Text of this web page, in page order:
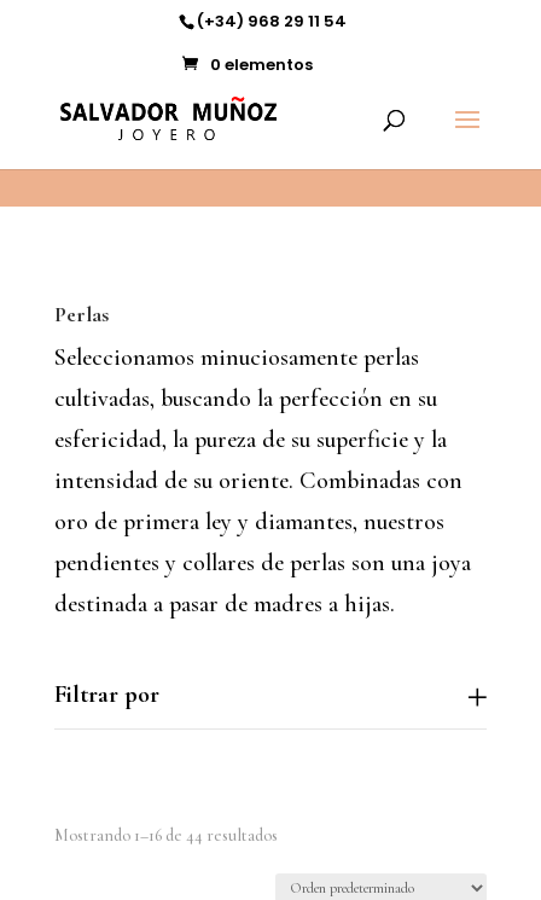
(+34) 968 29 11 54
0 elementos
Perlas
Seleccionamos minuciosamente perlas
cultivadas, buscando la perfección en su
esfericidad, la pureza de su superficie y la
intensidad de su oriente. Combinadas con
oro de primera ley y diamantes, nuestros
pendientes y collares de perlas son una joya
destinada a pasar de madres a hijas.
Filtrar por
Mostrando 1–16 de 44 resultados